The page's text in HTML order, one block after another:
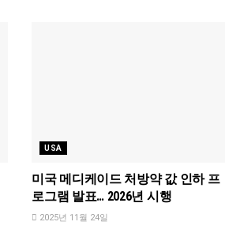
USA
미국 메디케이드 처방약 값 인하 프
로그램 발표… 2026년 시행
2025년 11월 24일